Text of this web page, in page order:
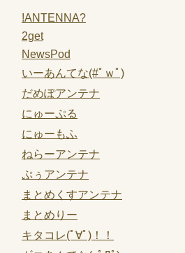
!ANTENNA?
2get
NewsPod
いーあんてな(#ﾟｗﾟ)
だめぽアンテナ
にゅーぷる
にゅーもふ
ねらーアンテナ
ぷぅアンテナ
まとめくすアンテナ
まとめりー
キタコレ(ﾟ∀ﾟ)！！